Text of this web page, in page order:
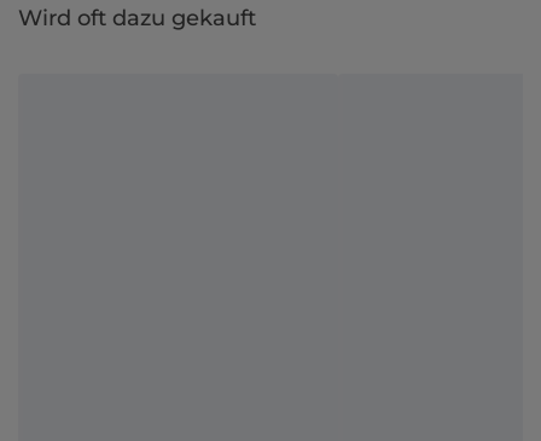
Wird oft dazu gekauft